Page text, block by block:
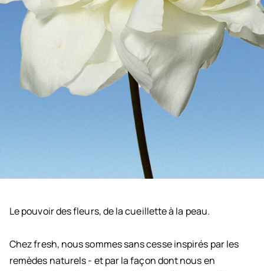
Le pouvoir des fleurs, de la cueillette à la peau.
Chez fresh, nous sommes sans cesse inspirés par les
remèdes naturels - et par la façon dont nous en